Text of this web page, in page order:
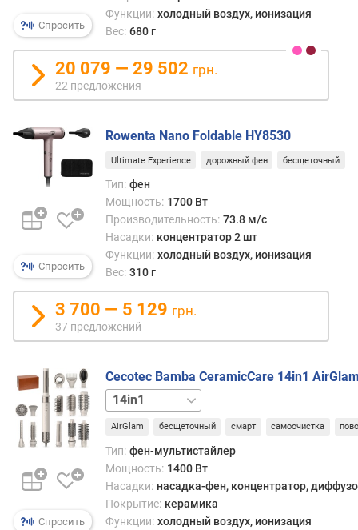
К
о
а
н
д
а
н
с
н
я
н
с
к
а
К
а
д
а
н
Спросить
Функции: холодный воздух, ионизация
Вес: 680 г
20 079 — 29 502 грн.
22 предложения
Спросить
Rowenta Nano Foldable HY8530
Ultimate Experience дорожный фен бесщеточный
Тип: фен
Мощность: 1700 Вт
Производительность: 73.8 м/с
Насадки: концентратор 2 шт
Функции: холодный воздух, ионизация
Вес: 310 г
3 700 — 5 129 грн.
37 предложений
Спросить
Cecotec Bamba CeramicCare 14in1
2in18in1 Basic
AirGlam бесщеточный смарт самоочистка
Тип: фен-мультистайлер
Мощность: 1400 Вт
Насадки: насадка-фен, концентратор,
Покрытие: керамика
Функции: холодный воздух, ионизация